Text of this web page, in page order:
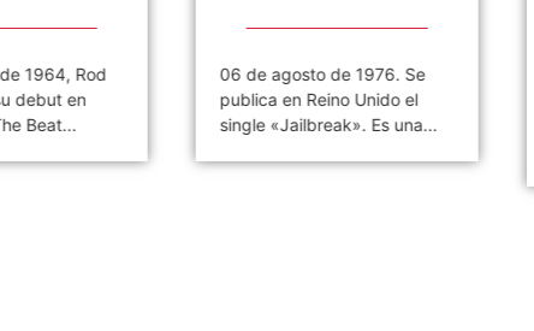
Rod
en
06 de agosto de 1976. Se
publica en Reino Unido el
single «Jailbreak». Es una...